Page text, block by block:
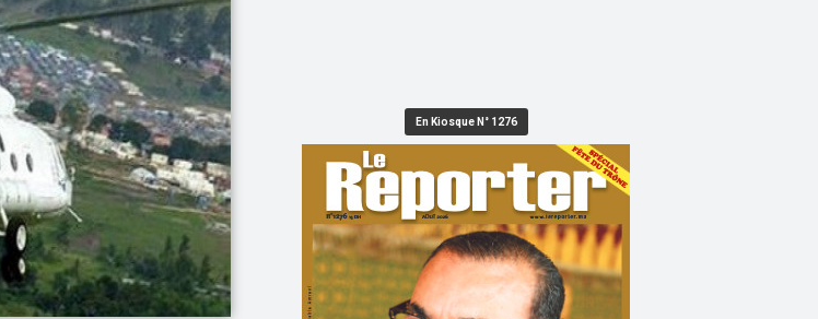
En Kiosque N° 1276